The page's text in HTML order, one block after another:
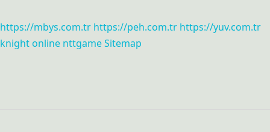
https://mbys.com.tr https://peh.com.tr https://yuv.com.tr
knight online nttgameSitemap